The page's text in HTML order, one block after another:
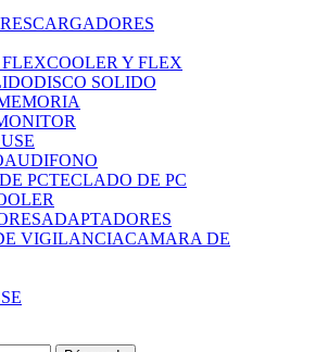
CARGADORES
COOLER Y FLEX
DISCO SOLIDO
AUDIFONO
TECLADO DE PC
ADAPTADORES
CAMARA DE